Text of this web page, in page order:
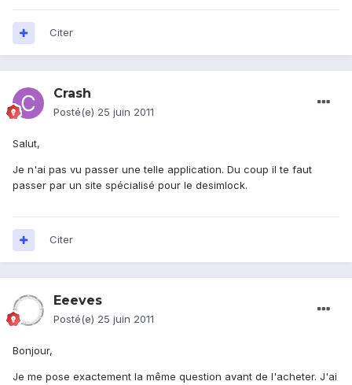
Citer
Crash
Posté(e) 25 juin 2011
Salut,
Je n'ai pas vu passer une telle application. Du coup il te faut
passer par un site spécialisé pour le desimlock.
Citer
Eeeves
Posté(e) 25 juin 2011
Bonjour,
Je me pose exactement la même question avant de l'acheter. J'ai